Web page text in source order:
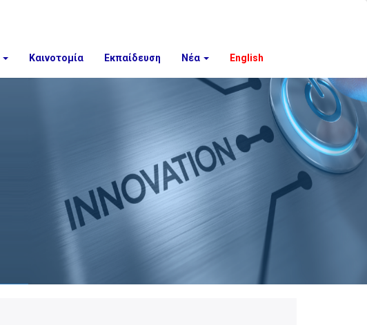
Καινοτομία Εκπαίδευση Νέα English